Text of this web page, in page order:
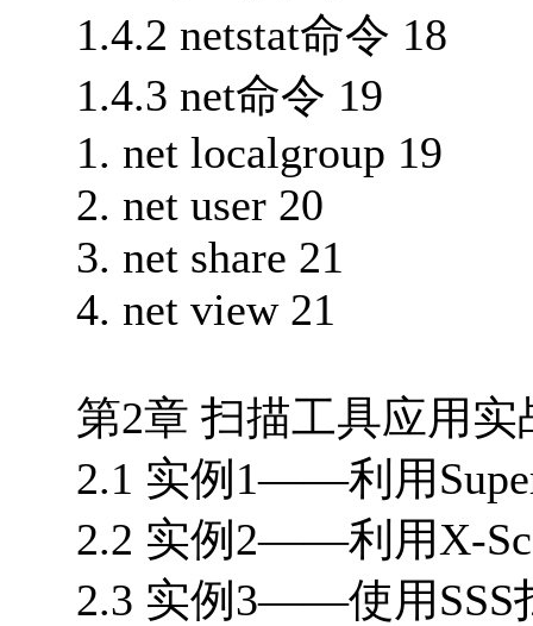
1.4.2 netstat命令 18
1.4.3 net命令 19
1. net localgroup 19
2. net user 20
3. net share 21
4. net view 21
第2章 扫描工具应用实
2.1 实例1——利用
2.2 实例2——利用X-
2.3 实例3——使用SSS